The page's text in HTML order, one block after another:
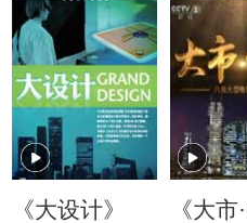
《大设计》 《大市